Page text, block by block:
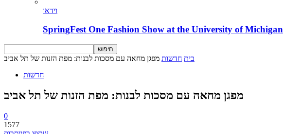
וידאו
SpringFest One Fashion Show at the University of Michigan
בית חדשות מפגן מחאה עם מסכות לבנות: מפת הזנות של תל אביב
חדשות
מפגן מחאה עם מסכות לבנות: מפת הזנות של תל אביב
0
1577